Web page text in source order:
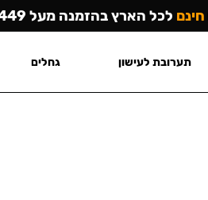
חינם לכל הארץ בהזמנה מעל ₪449
תערובת לעישון גחלים